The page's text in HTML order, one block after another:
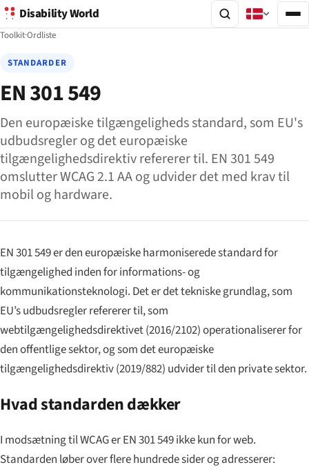
Disability World
Toolkit·Ordliste
STANDARDER
EN 301 549
Den europæiske tilgængeligheds standard, som EU's
udbudsregler og det europæiske
tilgængelighedsdirektiv refererer til. EN 301 549
omslutter WCAG 2.1 AA og udvider det med krav til
mobil og hardware.
EN 301 549 er den europæiske harmoniserede standard for
tilgængelighed inden for informations- og
kommunikationsteknologi. Det er det tekniske grundlag, som
EU’s udbudsregler refererer til, som
webtilgængelighedsdirektivet (2016/2102) operationaliserer for
den offentlige sektor, og som det europæiske
tilgængelighedsdirektiv (2019/882) udvider til den private sektor.
Hvad standarden dækker
I modsætning til WCAG er EN 301 549 ikke kun for web.
Standarden løber over flere hundrede sider og adresserer: